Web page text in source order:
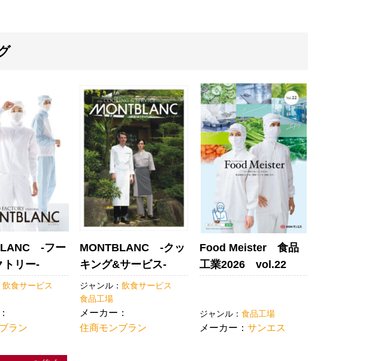
-フー
トリー-
飲食サービス
ラン
MONTBLANC -クッ
キング&サービス-
ジャンル：飲食サービス
食品工場
メーカー：
住商モンブラン
Food Meister 食品
工業2026 vol.22
ジャンル： 食品工場
メーカー： サンエス